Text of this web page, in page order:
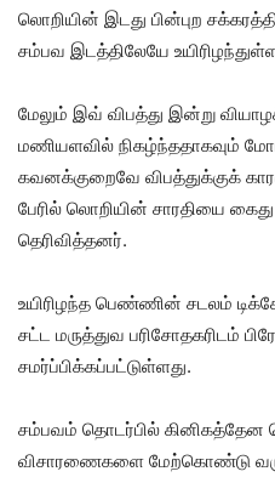
லொறியின் இடது பின்புற
சம்பவ இடத்திலேயே
மேலும் இவ் விபத்து இன்று
மணியளவில் நிகழ்ந்ததாகவும்
கவனக்குறைவே விபத்துக்குக்
பேரில் லொறியின் சாரதியை
தெரிவித்தனர்.
உயிரிழந்த பெண்ணின் சடலம்
சட்ட மருத்துவ பரிசோதகரிடம்
சமர்ப்பிக்கப்பட்டுள்ளது.
சம்பவம் தொடர்பில் கினிகத்தேன
விசாரணைகளை மேற்கொண்டு